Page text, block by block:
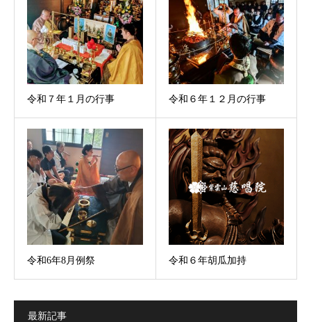
令和７年１月の行事 令和６年１２月の行事
令和6年8月例祭 令和６年胡瓜加持
最新記事